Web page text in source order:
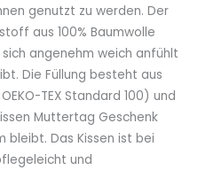
genutzt zu werden. Der
aus 100% Baumwolle
sich angenehm weich anfühlt
Die Füllung besteht aus
TEX Standard 100) und
Muttertag Geschenk
bleibt. Das Kissen ist bei
und